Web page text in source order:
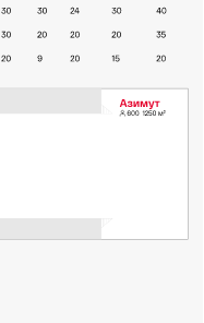
опыт
как в
в
Любой
–